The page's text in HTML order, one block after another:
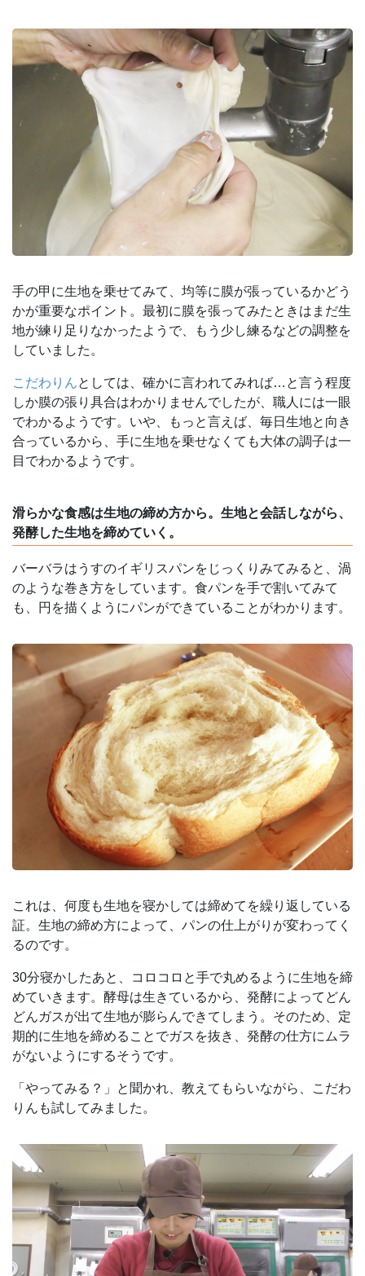
手の甲に生地を乗せてみて、均等に膜が張っているかどう
かが重要なポイント。最初に膜を張ってみたときはまだ生
地が練り足りなかったようで、もう少し練るなどの調整を
していました。
こだわりんとしては、確かに言われてみれば…と言う程度
しか膜の張り具合はわかりませんでしたが、職人には一眼
でわかるようです。いや、もっと言えば、毎日生地と向き
合っているから、手に生地を乗せなくても大体の調子は一
目でわかるようです。
滑らかな食感は生地の締め方から。生地と会話しながら、
発酵した生地を締めていく。
バーバラはうすのイギリスパンをじっくりみてみると、渦
のような巻き方をしています。食パンを手で割いてみて
も、円を描くようにパンができていることがわかります。
これは、何度も生地を寝かしては締めてを繰り返している
証。生地の締め方によって、パンの仕上がりが変わってく
るのです。
30分寝かしたあと、コロコロと手で丸めるように生地を締
めていきます。酵母は生きているから、発酵によってどん
どんガスが出て生地が膨らんできてしまう。そのため、定
期的に生地を締めることでガスを抜き、発酵の仕方にムラ
がないようにするそうです。
「やってみる？」と聞かれ、教えてもらいながら、こだわ
りんも試してみました。